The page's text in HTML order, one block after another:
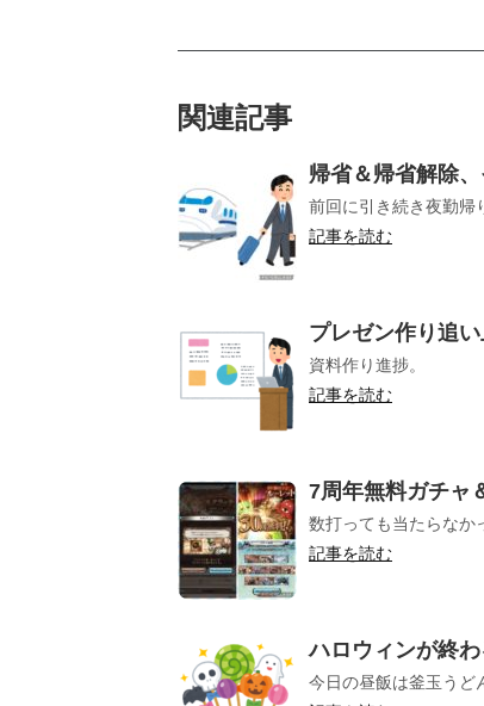
関連記事
帰省＆帰省解除
前回に引き続き夜勤帰
記事を読む
プレゼン作り追
資料作り進捗。
記事を読む
7周年無料ガチャ
数打っても当たらなか
記事を読む
ハロウィンが終わ
今日の昼飯は釜玉うど